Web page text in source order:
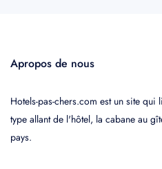
Apropos de nous
Hotels-pas-chers.com est un site qui
type allant de l'hôtel, la cabane au
pays.